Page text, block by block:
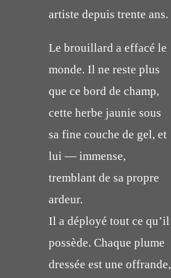
artiste depuis trente ans.
Le brouillard a effacé le
monde. Il ne reste plus
que ce bord de champ,
cette herbe jaunie sous
sa fine couche de gel, et
lui — immense,
tremblant de sa propre
ardeur.
Il a déployé tout ce qu’il
possède. Chaque plume
dressée est une offrande,